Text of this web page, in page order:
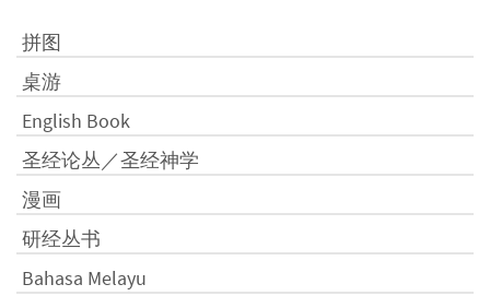
拼图
桌游
English Book
圣经论丛／圣经神学
漫画
研经丛书
Bahasa Melayu